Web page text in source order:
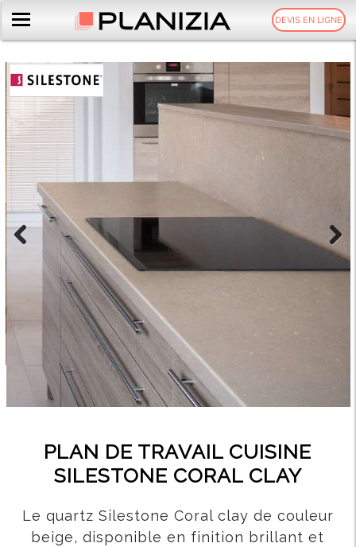
DEVIS EN LIGNE
Previous Next
PLAN DE TRAVAIL CUISINE
SILESTONE CORAL CLAY
Le quartz Silestone Coral clay de couleur
beige, disponible en finition brillant et